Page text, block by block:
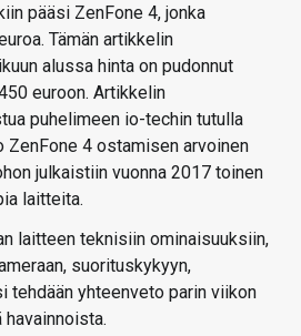
pääsi ZenFone 4, jonka
Tämän artikkelin
alussa hinta on pudonnut
euroon. Artikkelin
puhelimeen io-techin tutulla
ZenFone 4 ostamisen arvoinen
julkaistiin vuonna 2017 toinen
laitteita.
laitteen teknisiin ominaisuuksiin,
suorituskykyyn,
tehdään yhteenveto parin viikon